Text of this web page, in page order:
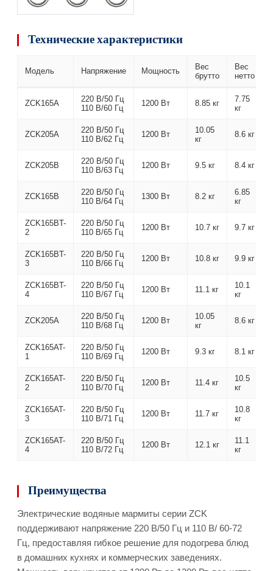
Технические характеристики
Модель Напряжение Мощность
Вес
брутто
Вес
нетто
ZCK165A
220 В/50 Гц
110 В/60 Гц
1200 Вт 8.85 кг
7.75
кг
ZCK205A
220 В/50 Гц
110 В/62 Гц
1200 Вт
10.05
кг
8.6 кг
ZCK205B
220 В/50 Гц
110 В/63 Гц
1200 Вт 9.5 кг 8.4 кг
ZCK165B
220 В/50 Гц
110 В/64 Гц
1300 Вт 8.2 кг
6.85
кг
ZCK165BT-
2
220 В/50 Гц
110 В/65 Гц
1200 Вт 10.7 кг 9.7 кг
ZCK165BT-
3
220 В/50 Гц
110 В/66 Гц
1200 Вт 10.8 кг 9.9 кг
ZCK165BT-
4
220 В/50 Гц
110 В/67 Гц
1200 Вт 11.1 кг
10.1
кг
ZCK205A
220 В/50 Гц
110 В/68 Гц
1200 Вт
10.05
кг
8.6 кг
ZCK165AT-
1
220 В/50 Гц
110 В/69 Гц
1200 Вт 9.3 кг 8.1 кг
ZCK165AT-
2
220 В/50 Гц
110 В/70 Гц
1200 Вт 11.4 кг
10.5
кг
ZCK165AT-
3
220 В/50 Гц
110 В/71 Гц
1200 Вт 11.7 кг
10.8
кг
ZCK165AT-
4
220 В/50 Гц
110 В/72 Гц
1200 Вт 12.1 кг
11.1
кг
Преимущества
Электрические водяные мармиты серии ZCK
поддерживают напряжение 220 В/50 Гц и 110 В/ 60-72
Гц, предоставляя гибкое решение для подогрева блюд
в домашних кухнях и коммерческих заведениях.